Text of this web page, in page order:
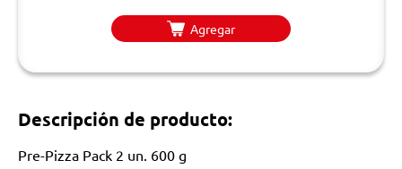
Agregar
Descripción de producto:
Pre-Pizza Pack 2 un. 600 g